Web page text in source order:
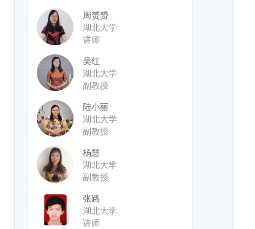
周赟赟
湖北大学
讲师
吴红
湖北大学
副教授
陆小丽
湖北大学
副教授
杨慧
湖北大学
副教授
张路
湖北大学
讲师